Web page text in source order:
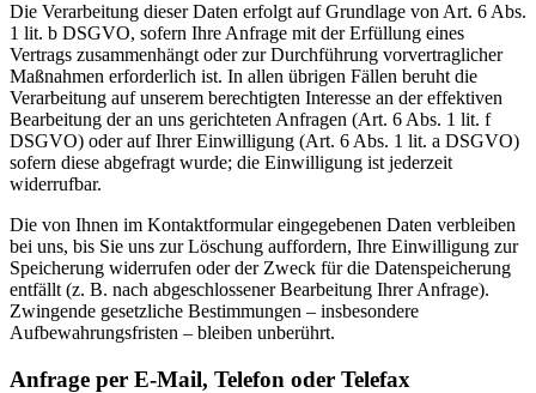
Die Verarbeitung dieser Daten erfolgt auf Grundlage von Art. 6 Abs.
1 lit. b DSGVO, sofern Ihre Anfrage mit der Erfüllung eines
Vertrags zusammenhängt oder zur Durchführung vorvertraglicher
Maßnahmen erforderlich ist. In allen übrigen Fällen beruht die
Verarbeitung auf unserem berechtigten Interesse an der effektiven
Bearbeitung der an uns gerichteten Anfragen (Art. 6 Abs. 1 lit. f
DSGVO) oder auf Ihrer Einwilligung (Art. 6 Abs. 1 lit. a DSGVO)
sofern diese abgefragt wurde; die Einwilligung ist jederzeit
widerrufbar.
Die von Ihnen im Kontaktformular eingegebenen Daten verbleiben
bei uns, bis Sie uns zur Löschung auffordern, Ihre Einwilligung zur
Speicherung widerrufen oder der Zweck für die Datenspeicherung
entfällt (z. B. nach abgeschlossener Bearbeitung Ihrer Anfrage).
Zwingende gesetzliche Bestimmungen – insbesondere
Aufbewahrungsfristen – bleiben unberührt.
Anfrage per E-Mail, Telefon oder Telefax